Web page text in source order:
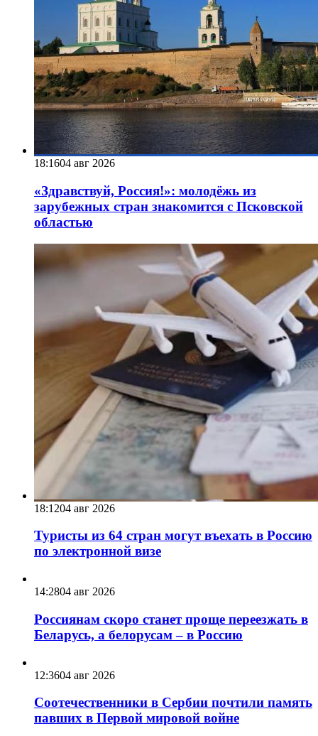
18:1604 авг 2026
«Здравствуй, Россия!»: молодёжь из
зарубежных стран знакомится с Псковской
областью
18:1204 авг 2026
Туристы из 64 стран могут въехать в Россию
по электронной визе
14:2804 авг 2026
Россиянам скоро станет проще переезжать в
Беларусь, а белорусам – в Россию
12:3604 авг 2026
Соотечественники в Сербии почтили память
павших в Первой мировой войне